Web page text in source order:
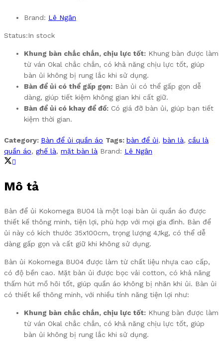
Brand: Lê Ngân
Status:In stock
Khung bàn chắc chắn, chịu lực tốt: Khung bàn được làm
từ ván Okal chắc chắn, có khả năng chịu lực tốt, giúp
bàn ủi không bị rung lắc khi sử dụng.
Bàn để ủi có thể gấp gọn: Bàn ủi có thể gấp gọn dễ
dàng, giúp tiết kiệm không gian khi cất giữ.
Bàn để ủi có khay để đồ: Có giá đỡ bàn ủi, giúp bạn tiết
kiệm thời gian.
Category: Bàn để ủi quần áo Tags: bàn để ủi, bàn là, cầu là
quần áo, ghế là, mặt bàn là Brand: Lê Ngân
Mô tả
Bàn để ủi Kokomega BU04 là một loại bàn ủi quần áo được
thiết kế thông minh, tiện lợi, phù hợp với mọi gia đình. Bàn để
ủi này có kích thước 35x100cm, trọng lượng 4,1kg, có thể dễ
dàng gấp gọn và cất giữ khi không sử dụng.
Bàn ủi Kokomega BU04 được làm từ chất liệu nhựa cao cấp,
có độ bền cao. Mặt bàn ủi được bọc vải cotton, có khả năng
thấm hút mồ hôi tốt, giúp quần áo không bị nhăn khi ủi. Bàn ủi
có thiết kế thông minh, với nhiều tính năng tiện lợi như:
Khung bàn chắc chắn, chịu lực tốt: Khung bàn được làm
từ ván Okal chắc chắn, có khả năng chịu lực tốt, giúp
bàn ủi không bị rung lắc khi sử dụng.